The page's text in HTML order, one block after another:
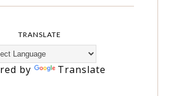
TRANSLATE
by Translate